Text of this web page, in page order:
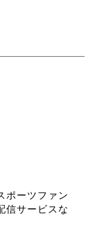
ポーツファン
信サービスな